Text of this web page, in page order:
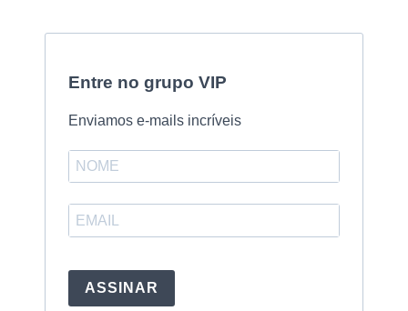
Entre no grupo VIP
Enviamos e-mails incríveis
ASSINAR